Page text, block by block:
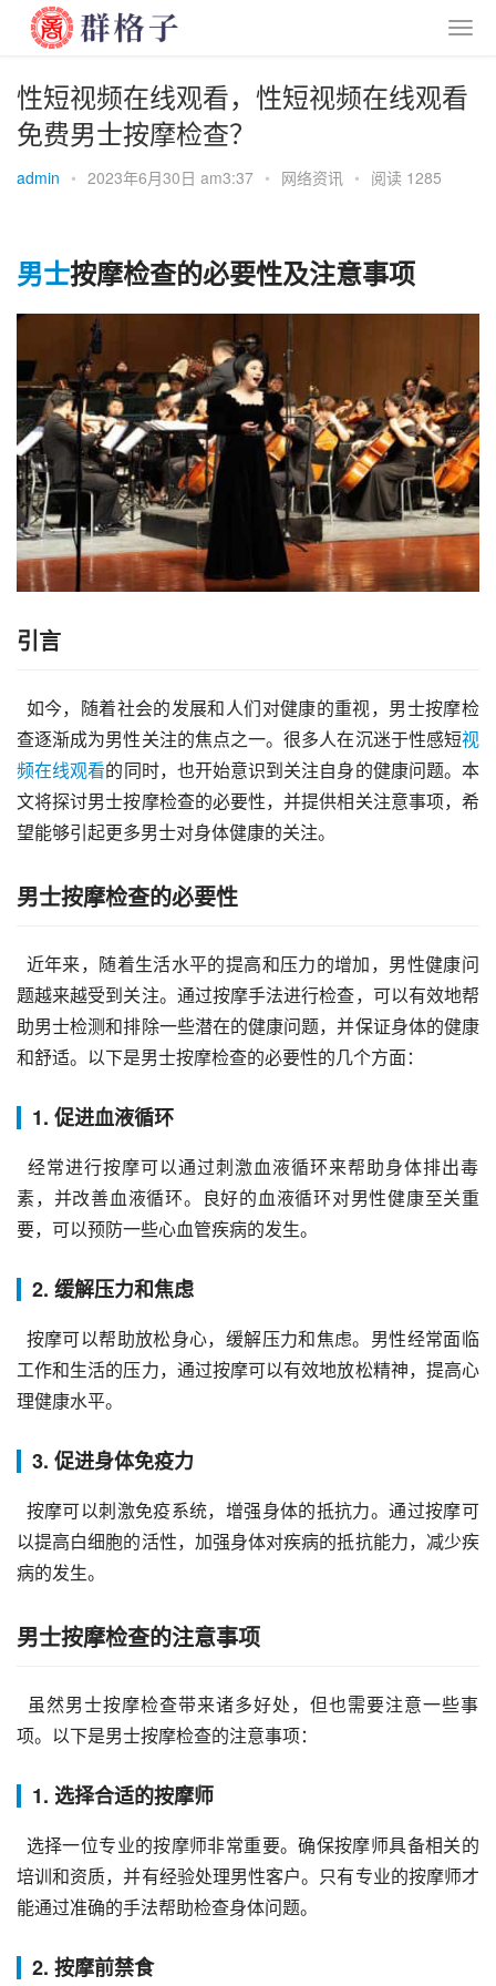
性短视频在线观看，性短视频在线观看
免费男士按摩检查？
admin • 2023年6月30日 am3:37 • 网络资讯 • 阅读 1285
男士按摩检查的必要性及注意事项
引言
查逐渐成为男性关注的焦点之一。很多人在沉迷于性感短视
频在线观看的同时，也开始意识到关注自身的健康问题。本
文将探讨男士按摩检查的必要性，并提供相关注意事项，希
望能够引起更多男士对身体健康的关注。
男士按摩检查的必要性
题越来越受到关注。通过按摩手法进行检查，可以有效地帮
助男士检测和排除一些潜在的健康问题，并保证身体的健康
和舒适。以下是男士按摩检查的必要性的几个方面：
1. 促进血液循环
素，并改善血液循环。良好的血液循环对男性健康至关重
要，可以预防一些心血管疾病的发生。
2. 缓解压力和焦虑
工作和生活的压力，通过按摩可以有效地放松精神，提高心
理健康水平。
3. 促进身体免疫力
以提高白细胞的活性，加强身体对疾病的抵抗能力，减少疾
病的发生。
男士按摩检查的注意事项
项。以下是男士按摩检查的注意事项：
1. 选择合适的按摩师
培训和资质，并有经验处理男性客户。只有专业的按摩师才
能通过准确的手法帮助检查身体问题。
2. 按摩前禁食